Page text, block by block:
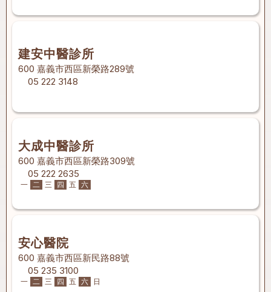
建安中醫診所
600 嘉義市西區新榮路289號
05 222 3148
大成中醫診所
600 嘉義市西區新榮路309號
05 222 2635
一 二 三 四 五 六
安心醫院
600 嘉義市西區新民路88號
05 235 3100
一 二 三 四 五 六 日